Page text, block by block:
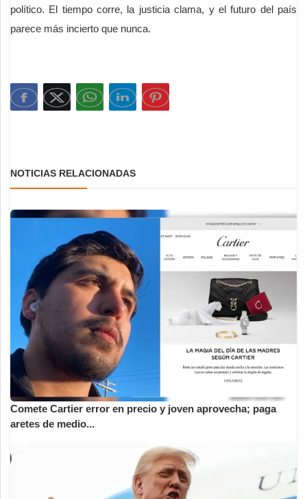
político. El tiempo corre, la justicia clama, y el futuro del país
parece más incierto que nunca.
NOTICIAS RELACIONADAS
Comete Cartier error en precio y joven aprovecha; paga
aretes de medio...